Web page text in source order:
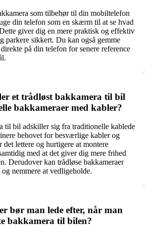
som tilbehør til din mobiltelefon
din telefon som en skærm til at se hvad
giver dig en mere praktisk og effektiv
parkere sikkert. Du kan også gemme
på din telefon for senere reference
et trådløst bakkamera til bil
bakkameraer med kabler?
til bil adskiller sig fra traditionelle kablede
behovet for besværlige kabler og
lettere og hurtigere at montere
med at det giver dig mere frihed
Derudover kan trådløse bakkameraer
nemmere at vedligeholde.
bør man lede efter, når man
bakkamera til bilen?